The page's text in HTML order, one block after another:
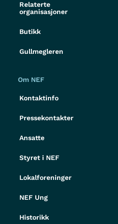
Relaterte
organisasjoner
Butikk
Gullmegleren
Om NEF
Kontaktinfo
Pressekontakter
Ansatte
Styret i NEF
Lokalforeninger
NEF Ung
Historikk